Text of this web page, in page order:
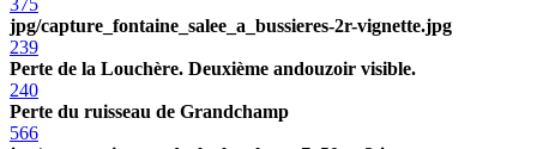
jpg/capture_fontaine_salee_a_bussieres-2r-vignette.jpg
239
Perte de la Louchère. Deuxième andouzoir visible.
240
Perte du ruisseau de Grandchamp
566